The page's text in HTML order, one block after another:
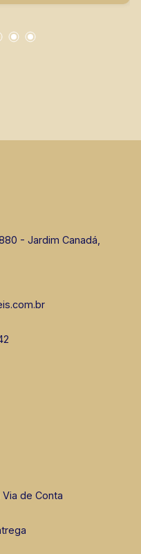
nos principais
- Jardim Canadá,
de Conta